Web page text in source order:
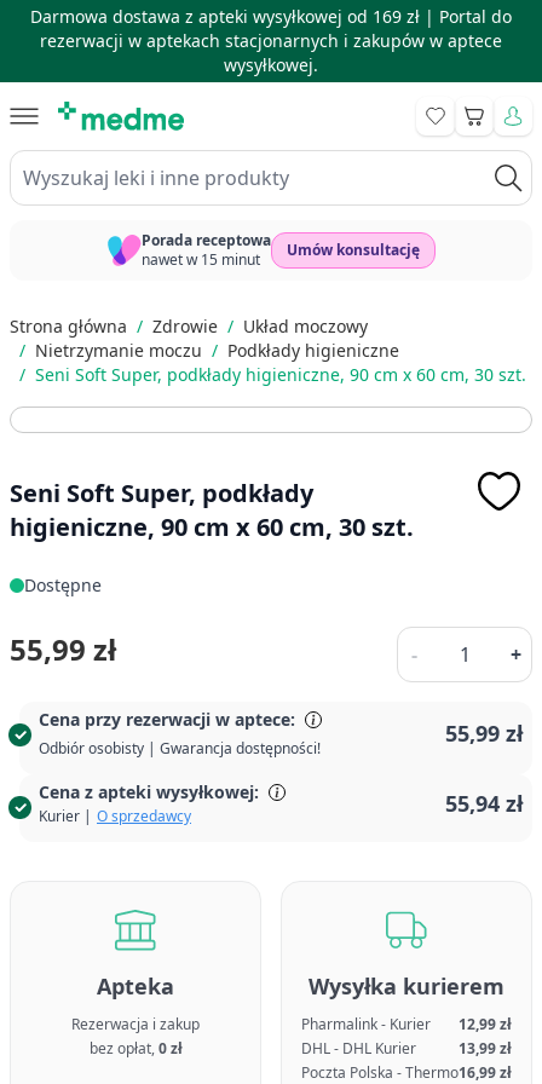
Darmowa dostawa z apteki wysyłkowej od 169 zł | Portal do
rezerwacji w aptekach stacjonarnych i zakupów w aptece
wysyłkowej.
Wyszukaj leki i inne produkty
Koszyk
Porada receptowa
nawet w 15 minut
Umów konsultację
Strona główna / Zdrowie / Układ moczowy
/ Nietrzymanie moczu / Podkłady higieniczne
/ Seni Soft Super, podkłady higieniczne, 90 cm x 60 cm, 30 szt.
Seni Soft Super, podkłady
higieniczne, 90 cm x 60 cm, 30 szt.
Dostępne
Cena przy rezerwacji w aptece:
Odbiór osobisty | Gwarancja dostępności!
55,99 zł
Cena z apteki wysyłkowej:
Kurier | O sprzedawcy 55,94 zł
55,99 zł -
Ilość
+
Apteka
Rezerwacja i zakup
bez opłat,0 zł
Wysyłka kurierem
Pharmalink - Kurier
12,99 zł
DHL - DHL Kurier
13,99 zł
Poczta Polska - Thermo16,99 zł